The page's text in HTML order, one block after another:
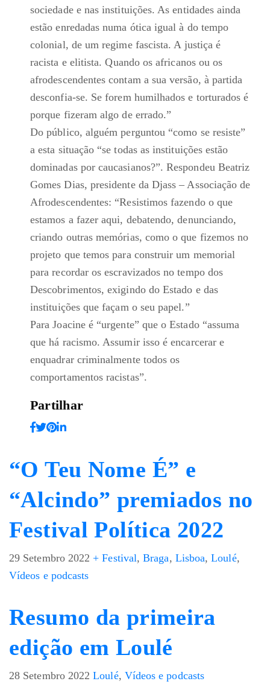
sociedade e nas instituições. As entidades ainda
estão enredadas numa ótica igual à do tempo
colonial, de um regime fascista. A justiça é
racista e elitista. Quando os africanos ou os
afrodescendentes contam a sua versão, à partida
desconfia-se. Se forem humilhados e torturados é
porque fizeram algo de errado.”
Do público, alguém perguntou “como se resiste”
a esta situação “se todas as instituições estão
dominadas por caucasianos?”. Respondeu Beatriz
Gomes Dias, presidente da Djass – Associação de
Afrodescendentes: “Resistimos fazendo o que
estamos a fazer aqui, debatendo, denunciando,
criando outras memórias, como o que fizemos no
projeto que temos para construir um memorial
para recordar os escravizados no tempo dos
Descobrimentos, exigindo do Estado e das
instituições que façam o seu papel.”
Para Joacine é “urgente” que o Estado “assuma
que há racismo. Assumir isso é encarcerar e
enquadrar criminalmente todos os
comportamentos racistas”.
Partilhar
“O Teu Nome É” e
“Alcindo” premiados no
Festival Política 2022
29 Setembro 2022 + Festival,Braga, Lisboa,Loulé,
Vídeos e podcasts
Resumo da primeira
edição em Loulé
28 Setembro 2022 Loulé, Vídeos e podcasts